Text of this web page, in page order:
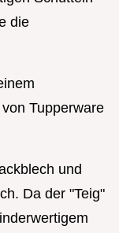
die
Tupperware
und
Da der "Teig"